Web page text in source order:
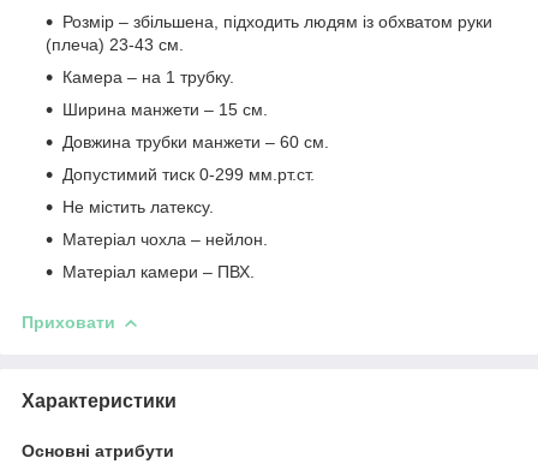
Розмір – збільшена, підходить людям із обхватом руки
(плеча) 23-43 см.
Камера – на 1 трубку.
Ширина манжети – 15 см.
Довжина трубки манжети – 60 см.
Допустимий тиск 0-299 мм.рт.ст.
Не містить латексу.
Матеріал чохла – нейлон.
Матеріал камери – ПВХ.
Приховати
Характеристики
Основні атрибути